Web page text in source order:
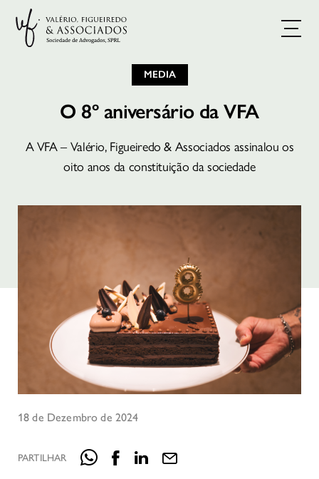
AGENDAR CONSULTA
MEDIA
O 8º aniversário da VFA
A VFA – Valério, Figueiredo & Associados assinalou os
oito anos da constituição da sociedade
18 de Dezembro de 2024
PARTILHAR